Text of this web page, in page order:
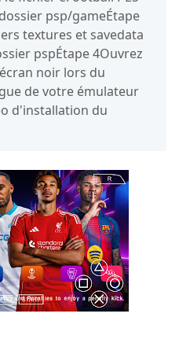
psp/gameÉtape
textures et savedata
pspÉtape 4Ouvrez
noir lors du
de votre émulateur
d'installation du